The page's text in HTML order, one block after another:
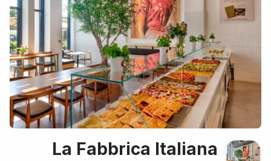
La Fabbrica Italiana